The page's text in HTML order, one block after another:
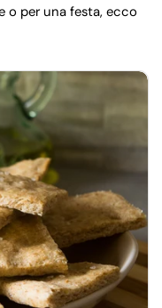
o per una festa, ecco